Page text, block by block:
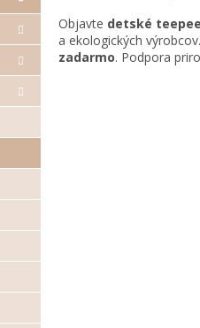
Objavte detské
a ekologických
zadarmo. Podpora